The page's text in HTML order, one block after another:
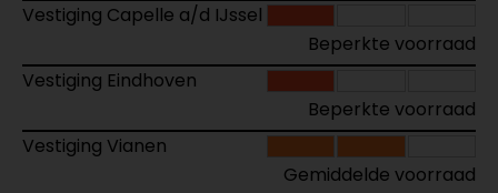
Vestiging Capelle a/d IJssel
Beperkte voorraad
Vestiging Eindhoven
Beperkte voorraad
Vestiging Vianen
Gemiddelde voorraad